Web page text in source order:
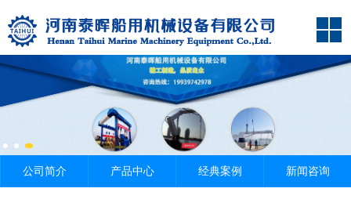
公司简介 产品中心 经典案例 新闻咨询